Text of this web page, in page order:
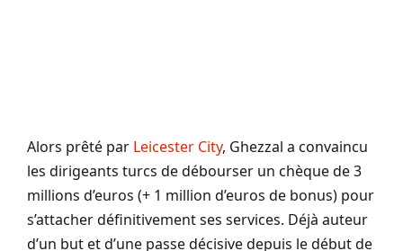
Alors prêté par Leicester City, Ghezzal a convaincu
les dirigeants turcs de débourser un chèque de 3
millions d’euros (+ 1 million d’euros de bonus) pour
s’attacher définitivement ses services. Déjà auteur
d’un but et d’une passe décisive depuis le début de